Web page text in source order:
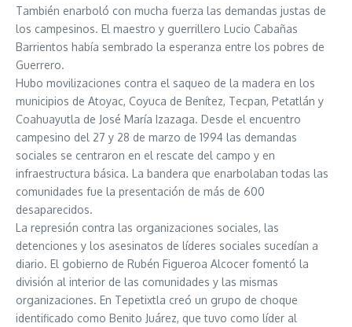
También enarboló con mucha fuerza las demandas justas de
los campesinos. El maestro y guerrillero Lucio Cabañas
Barrientos había sembrado la esperanza entre los pobres de
Guerrero.
Hubo movilizaciones contra el saqueo de la madera en los
municipios de Atoyac, Coyuca de Benítez, Tecpan, Petatlán y
Coahuayutla de José María Izazaga. Desde el encuentro
campesino del 27 y 28 de marzo de 1994 las demandas
sociales se centraron en el rescate del campo y en
infraestructura básica. La bandera que enarbolaban todas las
comunidades fue la presentación de más de 600
desaparecidos.
La represión contra las organizaciones sociales, las
detenciones y los asesinatos de líderes sociales sucedían a
diario. El gobierno de Rubén Figueroa Alcocer fomentó la
división al interior de las comunidades y las mismas
organizaciones. En Tepetixtla creó un grupo de choque
identificado como Benito Juárez, que tuvo como líder al